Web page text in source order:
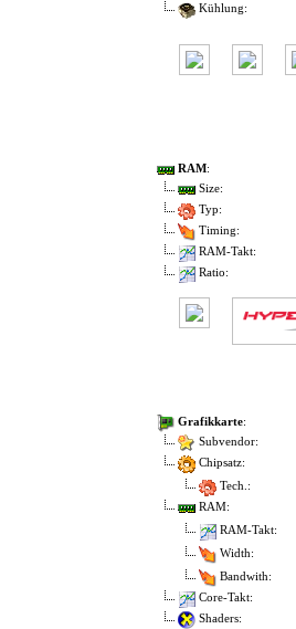
Kühlung:
RAM:
Size:
Typ:
Timing:
RAM-Takt:
Ratio:
Grafikkarte:
Subvendor:
Chipsatz:
Tech.:
RAM:
RAM-Takt:
Width:
Bandwith:
Core-Takt:
Shaders: